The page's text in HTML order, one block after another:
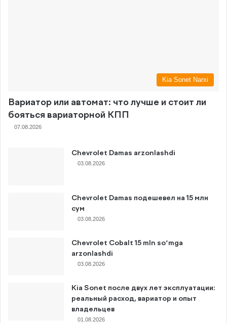
Kia Sonet Narxi
Вариатор или автомат: что лучше и стоит ли
бояться вариаторной КПП
07.08.2026
Chevrolet Damas arzonlashdi
03.08.2026
Chevrolet Damas подешевел на 15 млн
сум
03.08.2026
Chevrolet Cobalt 15 mln so‘mga
arzonlashdi
03.08.2026
Kia Sonet после двух лет эксплуатации:
реальный расход, вариатор и опыт
владельцев
01.08.2026